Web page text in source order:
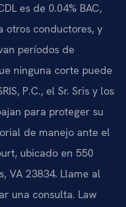
es de 0.04% BAC,
otros conductores, y
períodos de
ninguna corte puede
P.C., el Sr. Sris y los
para proteger su
de manejo ante el
ubicado en 550
VA 23834. Llame al
una consulta. Law